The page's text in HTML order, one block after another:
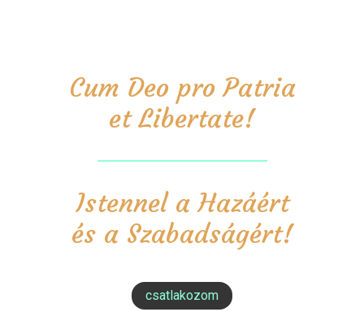
Cum Deo pro Patria
et Libertate!
Istennel a Hazáért
és a Szabadságért!
csatlakozom